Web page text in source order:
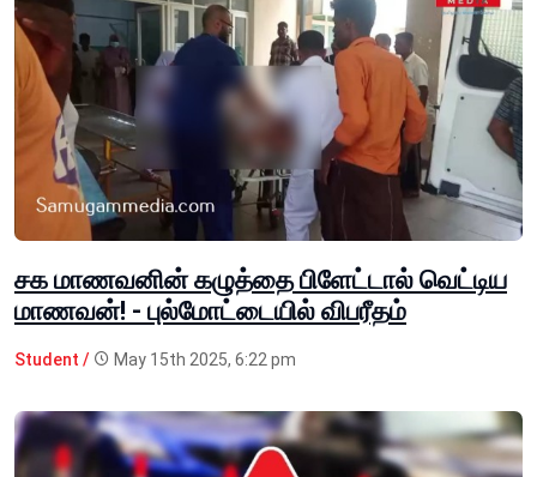
சக மாணவனின் கழுத்தை பிளேட்டால் வெட்டிய
மாணவன்! - புல்மோட்டையில் விபரீதம்
Student / May 15th 2025, 6:22 pm